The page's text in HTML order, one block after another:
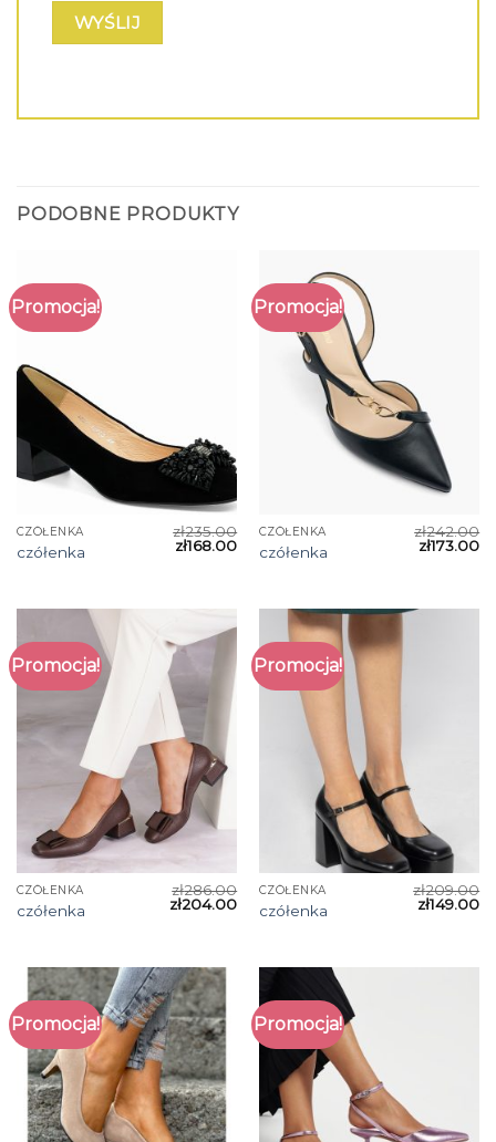
PODOBNE PRODUKTY
Promocja!
CZÓŁENKA
czółenka
zł235.00
zł168.00
Promocja!
CZÓŁENKA
czółenka
zł242.00
zł173.00
Promocja!
CZÓŁENKA
czółenka
zł286.00
zł204.00
Promocja!
CZÓŁENKA
czółenka
zł209.00
zł149.00
Promocja! Promocja!